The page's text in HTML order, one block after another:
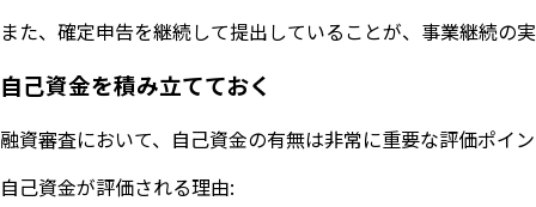
また、確定申告を継続して提出していることが、事業継続の
自己資金を積み立てておく
融資審査において、自己資金の有無は非常に重要な評価ポイ
自己資金が評価される理由: